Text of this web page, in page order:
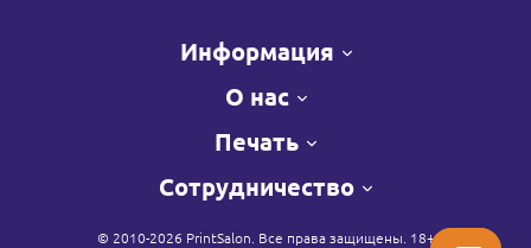
Информация
О нас
Печать
Сотрудничество
© 2010-2026 PrintSalon. Все права защищены. 18+